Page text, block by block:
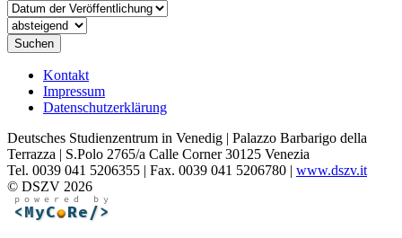
Suchen
Kontakt
Impressum
Datenschutzerklärung
Deutsches Studienzentrum in Venedig | Palazzo Barbarigo della
Terrazza | S.Polo 2765/a Calle Corner 30125 Venezia
Tel. 0039 041 5206355 | Fax. 0039 041 5206780 | www.dszv.it
© DSZV 2026